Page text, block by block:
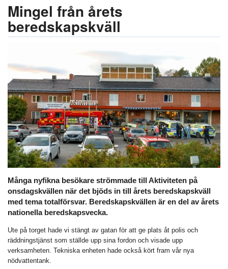
Mingel från årets
beredskapskväll
Många nyfikna besökare strömmade till Aktiviteten på
onsdagskvällen när det bjöds in till årets beredskapskväll
med tema totalförsvar. Beredskapskvällen är en del av årets
nationella beredskapsvecka.
Ute på torget hade vi stängt av gatan för att ge plats åt polis och
räddningstjänst som ställde upp sina fordon och visade upp
verksamheten. Tekniska enheten hade också kört fram vår nya
nödvattentank.